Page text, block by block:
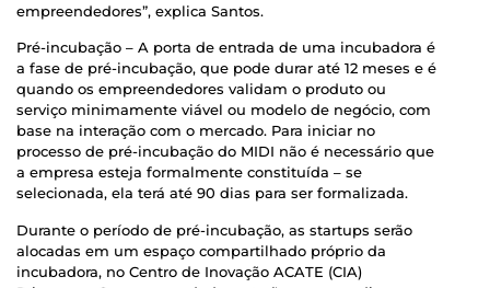
empreendedores”, explica Santos.
Pré-incubação – A porta de entrada de uma incubadora é
a fase de pré-incubação, que pode durar até 12 meses e é
quando os empreendedores validam o produto ou
serviço minimamente viável ou modelo de negócio, com
base na interação com o mercado. Para iniciar no
processo de pré-incubação do MIDI não é necessário que
a empresa esteja formalmente constituída – se
selecionada, ela terá até 90 dias para ser formalizada.
Durante o período de pré-incubação, as startups serão
alocadas em um espaço compartilhado próprio da
incubadora, no Centro de Inovação ACATE (CIA)